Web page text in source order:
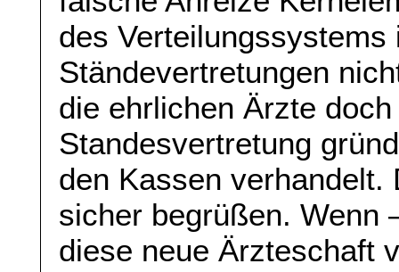
des Verteilungssystems
Ständevertretungen
die ehrlichen Ärzte
Standesvertretung
den Kassen verhandelt.
sicher begrüßen. Wenn
diese neue Ärzteschaft